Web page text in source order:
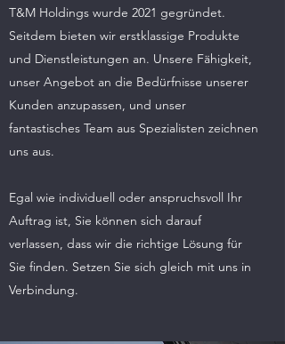
T&M Holdings wurde 2021 gegründet.
Seitdem bieten wir erstklassige Produkte
und Dienstleistungen an. Unsere Fähigkeit,
unser Angebot an die Bedürfnisse unserer
Kunden anzupassen, und unser
fantastisches Team aus Spezialisten zeichnen
uns aus.
Egal wie individuell oder anspruchsvoll Ihr
Auftrag ist, Sie können sich darauf
verlassen, dass wir die richtige Lösung für
Sie finden. Setzen Sie sich gleich mit uns in
Verbindung.